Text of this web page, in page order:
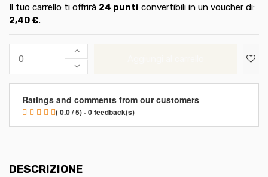
Il tuo carrello ti offrirà 24 punti convertibili in un voucher di:
2,40 €.
Ratings and comments from our customers
( 0.0 / 5) - 0 feedback(s)
DESCRIZIONE